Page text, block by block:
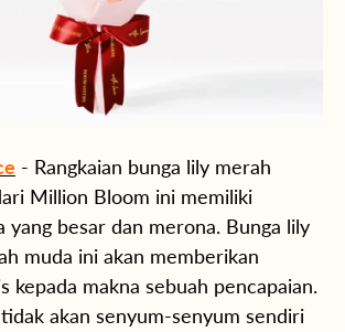
- Rangkaian bunga lily merah
Million Bloom ini memiliki
yang besar dan merona. Bunga lily
muda ini akan memberikan
kepada makna sebuah pencapaian.
akan senyum-senyum sendiri